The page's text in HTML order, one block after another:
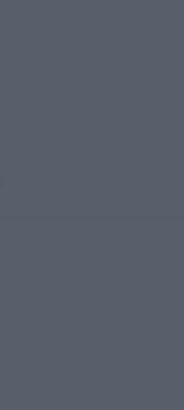
Australien aufgestiegen – alle 25 Acts
zur Ikone wurde: 70 Jahre ESC-
Länder wollen den Sieg in Wien
Rest des ESC-Halbfinales war solide, aber kein